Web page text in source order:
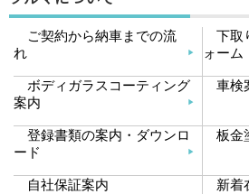
ご契約から納車までの流
れ
下取
ォーム
ボディガラスコーティング
案内
車検
登録書類の案内・ダウンロ
ード
板金
自社保証案内 新着